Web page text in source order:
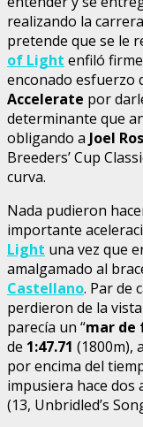
realizando la
pretende que se le
of Light enfiló
enconado esfuerzo
Accelerate por
determinante que
obligando a Joel
Breeders’ Cup
curva.
Nada pudieron
importante
Light una vez que
amalgamado al
Castellano. Par de
perdieron de la
parecía un “mar de
de 1:47.71 (1800m),
por encima del
impusiera hace dos
(13, Unbridled’s